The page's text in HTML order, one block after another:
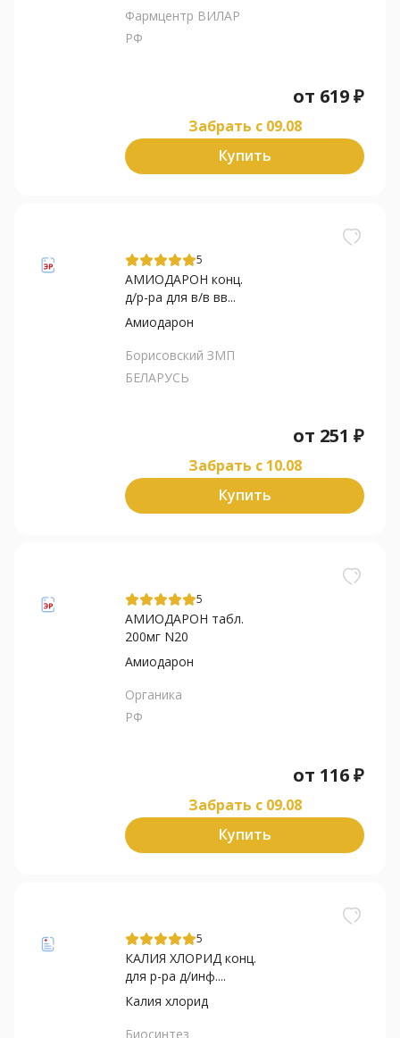
Фармцентр ВИЛАР
РФ
от 619₽
Забрать c 09.08
Купить
5
АМИОДАРОН конц.
д/р-ра для в/в вв...
Амиодарон
Борисовский ЗМП
БЕЛАРУСЬ
от 251 ₽
Забрать c 10.08
Купить
5
АМИОДАРОН табл.
200мг N20
Амиодарон
Органика
РФ
от 116₽
Забрать c 09.08
Купить
5
КАЛИЯ ХЛОРИД конц.
для р-ра д/инф....
Калия хлорид
Биосинтез